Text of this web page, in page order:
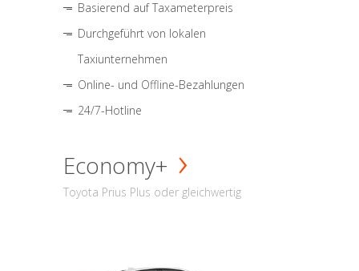
Basierend auf Taxameterpreis
Durchgeführt von lokalen
Taxiunternehmen
Online- und Offline-Bezahlungen
24/7-Hotline
Economy+
Toyota Prius Plus oder gleichwertig